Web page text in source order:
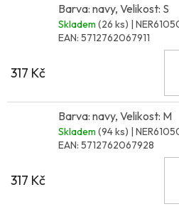
Barva: navy, Velikost: S
Skladem (26 ks) |
EAN: 5712762067911
317 Kč
Barva: navy, Velikost: M
Skladem (94 ks) |
EAN: 5712762067928
317 Kč